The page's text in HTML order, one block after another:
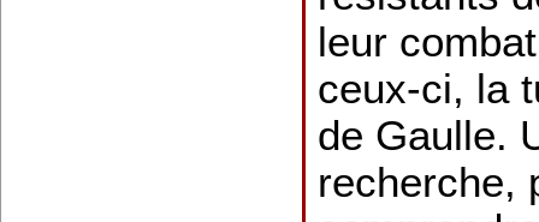
leur
ceux-ci, la
de Gaulle.
recherche,